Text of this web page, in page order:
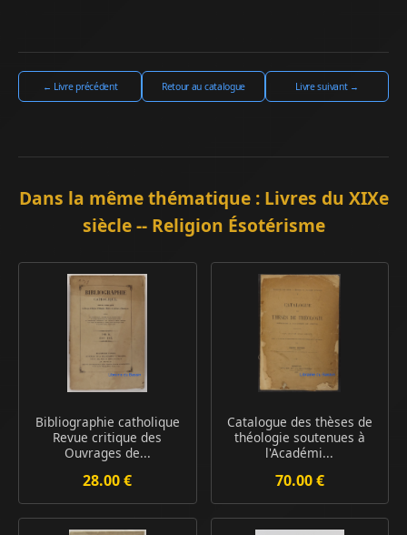
← Livre précédent Retour au catalogue Livre suivant →
Dans la même thématique : Livres du XIXe
siècle -- Religion Ésotérisme
Bibliographie catholique
Revue critique des
Ouvrages de...
28.00 €
Catalogue des thèses de
théologie soutenues à
l'Académi...
70.00 €